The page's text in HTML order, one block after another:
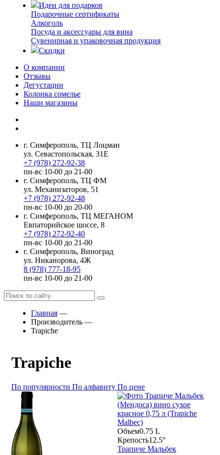
Идеи для подарков
Подарочные сертификаты
Алкоголь
Посуда и аксессуары для вина
Сувенирная и упаковочная продукция
Скидки
О компании
Отзывы
Дегустации
Колонка сомелье
Наши магазины
г. Симферополь, ТЦ Лоцман
ул. Севастопольская, 31Е
+7 (978) 272-92-38
пн-вс 10-00 до 21-00
г. Симферополь, ТЦ ФМ
ул. Механизаторов, 51
+7 (978) 272-92-48
пн-вс 10-00 до 20-00
г. Симферополь, ТЦ МЕГАНОМ
Евпаторийское шоссе, 8
+7 (978) 272-92-40
пн-вс 10-00 до 21-00
г. Симферополь, Виноград
ул. Никанорова, 4Ж
8 (978) 777-18-95
пн-вс 10-00 до 21-00
Главная —
Производитель —
Trapiche
Trapiche
По популярности По алфавиту По цене
Объем0.75 L
Крепость12.5°
Трапиче Мальбек